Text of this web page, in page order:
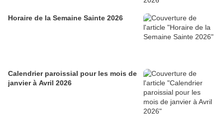
Horaire de la Semaine Sainte 2026
Calendrier paroissial pour les mois de
janvier à Avril 2026